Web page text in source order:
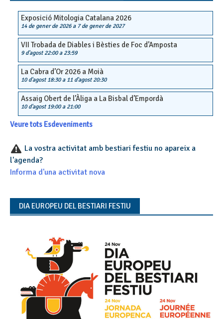
Exposició Mitologia Catalana 2026
14 de gener de 2026a 7 de gener de 2027
VII Trobada de Diables i Bèsties de Foc d’Amposta
9 d'agost 22:00a 23:59
La Cabra d’Or 2026 a Moià
10 d'agost 18:30a 11 d'agost 20:30
Assaig Obert de l’Àliga a La Bisbal d’Empordà
10 d'agost 19:00a 21:00
Veure tots Esdeveniments
La vostra activitat amb bestiari festiu no apareix a
l'agenda?
Informa d'una activitat nova
DIA EUROPEU DEL BESTIARI FESTIU